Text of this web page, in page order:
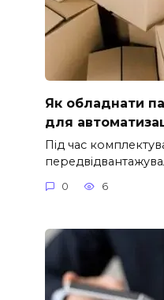
Як обладнати
для
Під час
0 6